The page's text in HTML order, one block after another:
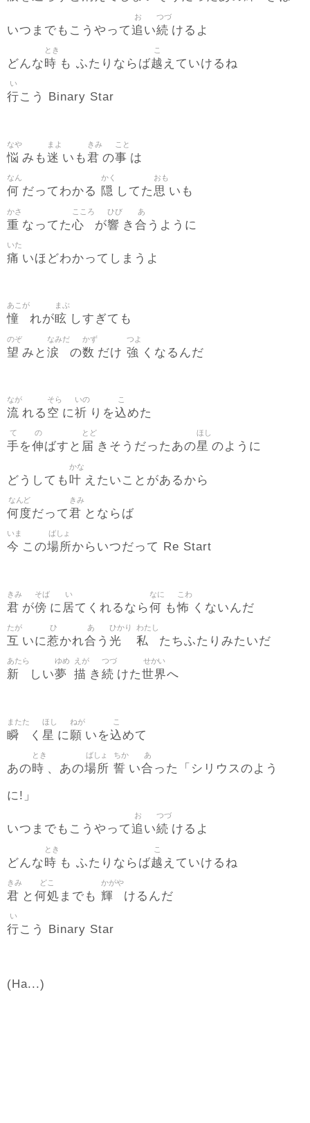
いつまでもこうやって追
お
い続
つづ
けるよ
どんな時
とき
も ふたりならば越
こ
えていけるね
行
い
こう Binary Star
悩
なや
みも迷
まよ
いも君
きみ
の事
こと
は
何
なん
だってわかる 隠
かく
してた思
おも
いも
重
かさ
なってた心
こころ
が響
ひび
き 合
あ
うように
痛
いた
いほどわかってしまうよ
憧
あこが
れが眩
まぶ
しすぎても
望
のぞ
みと 涙
なみだ
の数
かず
だけ 強
つよ
くなるんだ
流
なが
れる 空
そら
に祈
いの
りを込
こ
めた
手
て
を伸
の
ばすと 届
とど
きそうだったあの星
ほし
のように
どうしても 叶
かな
えたいことがあるから
何度
なんど
だって君
きみ
とならば
今
いま
この場所
ばしょ
からいつだって Re Start
君
きみ
が傍
そば
に 居
い
てくれるなら何
なに
も怖
こわ
くないんだ
互
たが
いに惹
ひ
かれ合
あ
う 光
ひかり
私
わたし
たちふたりみたいだ
新
あたら
しい夢
ゆめ
描
えが
き 続
つづ
けた世界
せかい
へ
瞬
またた
く 星
ほし
に願
ねが
いを込
こ
めて
あの時
とき
、あの場所
ばしょ
誓
ちか
い合
あ
った「シリウスのよう
に!」
いつまでもこうやって追
お
い続
つづ
けるよ
どんな時
とき
も ふたりならば越
こ
えていけるね
君
きみ
と 何処
どこ
までも 輝
かがや
けるんだ
行
い
こう Binary Star
(Ha...)